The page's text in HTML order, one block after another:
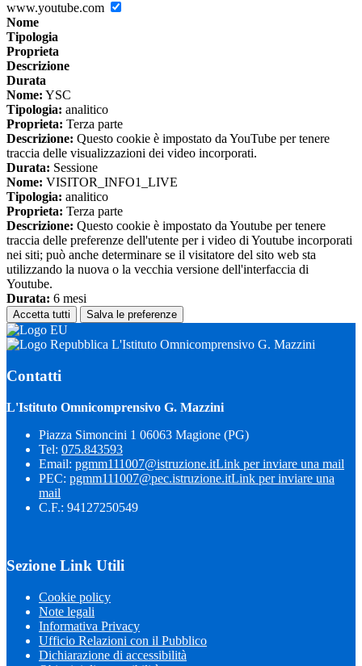
www.youtube.com
Nome
Tipologia
Proprieta
Descrizione
Durata
Nome: YSC
Tipologia: analitico
Proprieta: Terza parte
Descrizione: Questo cookie è impostato da YouTube per tenere
traccia delle visualizzazioni dei video incorporati.
Durata: Sessione
Nome: VISITOR_INFO1_LIVE
Tipologia: analitico
Proprieta: Terza parte
Descrizione: Questo cookie è impostato da Youtube per tenere
traccia delle preferenze dell'utente per i video di Youtube incorporati
nei siti; può anche determinare se il visitatore del sito web sta
utilizzando la nuova o la vecchia versione dell'interfaccia di
Youtube.
Durata: 6 mesi
Accetta tutti Salva le preferenze
L'Istituto Omnicomprensivo G. Mazzini
Contatti
L'Istituto Omnicomprensivo G. Mazzini
Piazza Simoncini 1 06063 Magione (PG)
Tel: 075.843593
Email: pgmm111007@istruzione.itLink per inviare una mail
PEC: pgmm111007@pec.istruzione.itLink per inviare una
mail
C.F.: 94127250549
Sezione Link Utili
Cookie policy
Note legali
Informativa Privacy
Ufficio Relazioni con il Pubblico
Dichiarazione di accessibilità